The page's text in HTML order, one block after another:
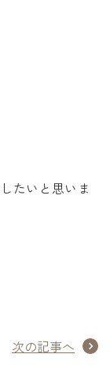
たいと思いま
次の記事へ